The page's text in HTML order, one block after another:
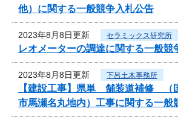
他）に関する一般競争入札公告
2023年8月8日更新 セラミックス研究所
レオメーターの調達に関する一般競
2023年8月8日更新 下呂土木事務所
【建設工事】県単 舗装道補修 （
市馬瀬名丸地内）工事に関する一般